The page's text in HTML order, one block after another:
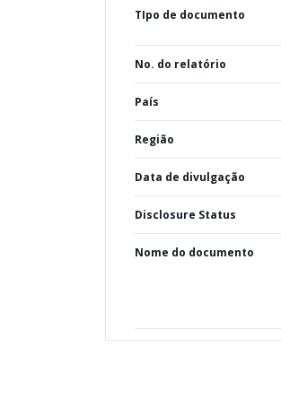
TIpo de documento
No. do relatório
País
Região
Data de divulgação
Disclosure Status
Nome do documento